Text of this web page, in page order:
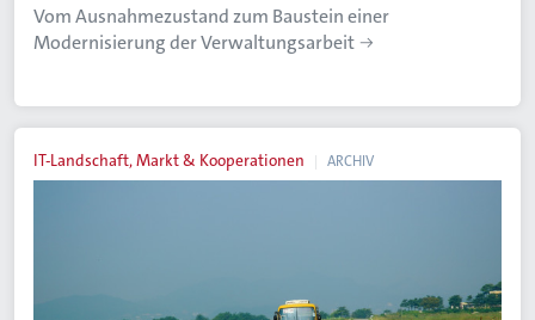
Vom Ausnahmezustand zum Baustein einer
Modernisierung der Verwaltungsarbeit
IT-Landschaft, Markt & Kooperationen ARCHIV